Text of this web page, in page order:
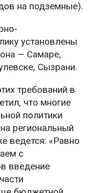
на подземные).
установлены
— Самаре,
Сызрани.
требований в
что многие
политики
региональный
ведется: «Равно
с
введение